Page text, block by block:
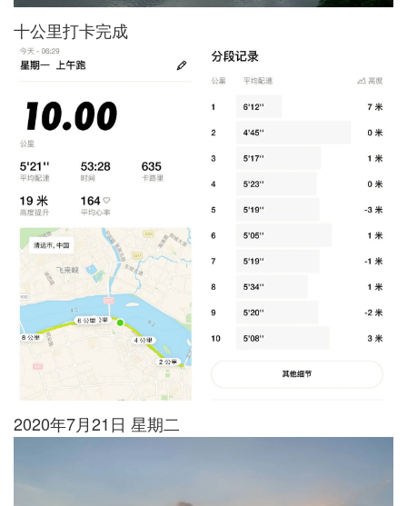
十公里打卡完成
2020年7月21日 星期二